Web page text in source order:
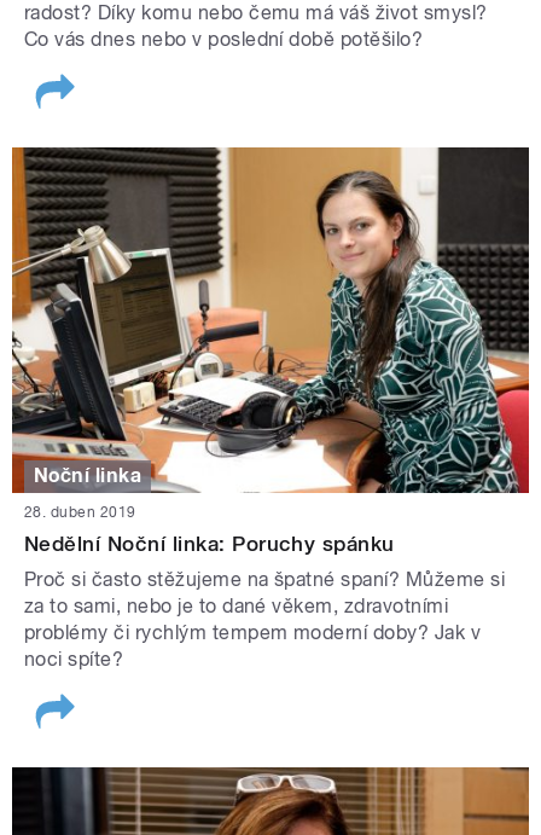
radost? Díky komu nebo čemu má váš život smysl?
Co vás dnes nebo v poslední době potěšilo?
Noční linka
28. duben 2019
Nedělní Noční linka: Poruchy spánku
Proč si často stěžujeme na špatné spaní? Můžeme si
za to sami, nebo je to dané věkem, zdravotními
problémy či rychlým tempem moderní doby? Jak v
noci spíte?